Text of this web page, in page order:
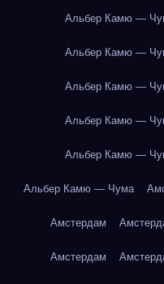
Альбер Камю —
Альбер Камю —
Альбер Камю —
Альбер Камю —
Альбер Камю —
Альбер Камю — Чума
Амстердам
Амстердам